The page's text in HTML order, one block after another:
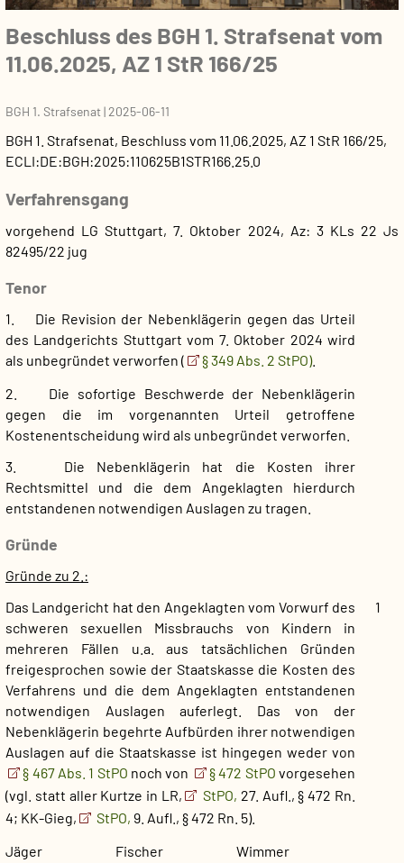
Beschluss des BGH 1. Strafsenat vom
11.06.2025, AZ 1 StR 166/25
BGH 1. Strafsenat|2025-06-11
BGH 1. Strafsenat, Beschluss vom 11.06.2025, AZ 1 StR 166/25,
ECLI:DE:BGH:2025:110625B1STR166.25.0
Verfahrensgang
vorgehend LG Stuttgart, 7. Oktober 2024, Az: 3 KLs 22 Js
82495/22 jug
Tenor
1. Die Revision der Nebenklägerin gegen das Urteil
des Landgerichts Stuttgart vom 7. Oktober 2024 wird
als unbegründet verworfen (
§ 349 Abs. 2 StPO).
2. Die sofortige Beschwerde der Nebenklägerin
gegen die im vorgenannten Urteil getroffene
Kostenentscheidung wird als unbegründet verworfen.
3. Die Nebenklägerin hat die Kosten ihrer
Rechtsmittel und die dem Angeklagten hierdurch
entstandenen notwendigen Auslagen zu tragen.
Gründe
Gründe zu 2.:
1
Das Landgericht hat den Angeklagten vom Vorwurf des
schweren sexuellen Missbrauchs von Kindern in
mehreren Fällen u.a. aus tatsächlichen Gründen
freigesprochen sowie der Staatskasse die Kosten des
Verfahrens und die dem Angeklagten entstandenen
notwendigen Auslagen auferlegt. Das von der
Nebenklägerin begehrte Aufbürden ihrer notwendigen
Auslagen auf die Staatskasse ist hingegen weder von
§ 467 Abs. 1 StPO noch von § 472 StPOvorgesehen
(vgl. statt aller Kurtze in LR,
StPO, 27. Aufl., § 472 Rn.
4; KK-Gieg,
StPO, 9. Aufl., § 472 Rn. 5).
Jäger Fischer Wimmer